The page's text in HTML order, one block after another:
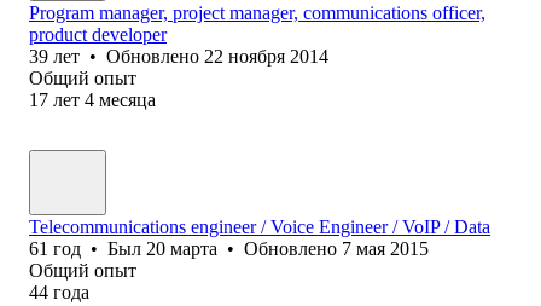
Program manager, project manager, communications officer,
product developer
39 лет • Обновлено 22 ноября 2014
Общий опыт
17 лет 4 месяца
Telecommunications engineer / Voice Engineer / VoIP / Data
61 год • Был 20 марта • Обновлено 7 мая 2015
Общий опыт
44 года